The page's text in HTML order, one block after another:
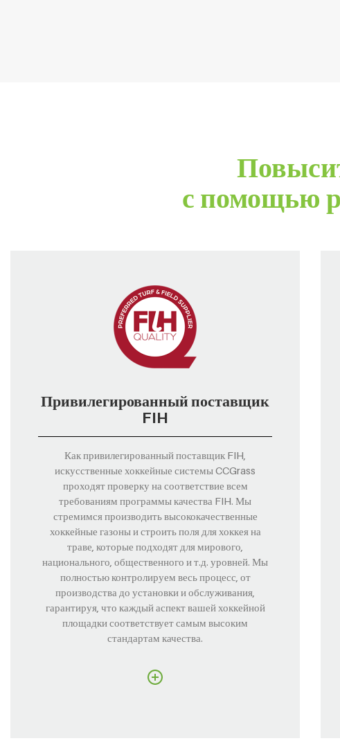
с помощью
Привилегированный поставщик
FIH
Как привилегированный поставщик FIH,
искусственные хоккейные системы CCGrass
проходят проверку на соответствие всем
требованиям программы качества FIH. Мы
стремимся производить высококачественные
хоккейные газоны и строить поля для хоккея на
траве, которые подходят для мирового,
национального, общественного и т.д. уровней. Мы
полностью контролируем весь процесс, от
производства до установки и обслуживания,
гарантируя, что каждый аспект вашей хоккейной
площадки соответствует самым высоким
стандартам качества.